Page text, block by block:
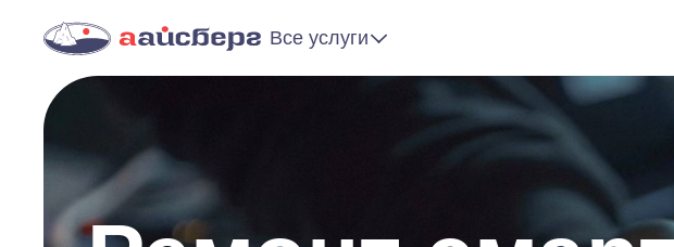
Все услуги